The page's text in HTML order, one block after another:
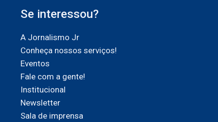
Se interessou?
A Jornalismo Jr
Conheça nossos serviços!
Eventos
Fale com a gente!
Institucional
Newsletter
Sala de imprensa